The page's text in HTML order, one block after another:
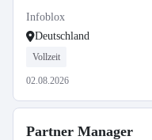
Infoblox
Deutschland
Vollzeit
02.08.2026
Partner Manager